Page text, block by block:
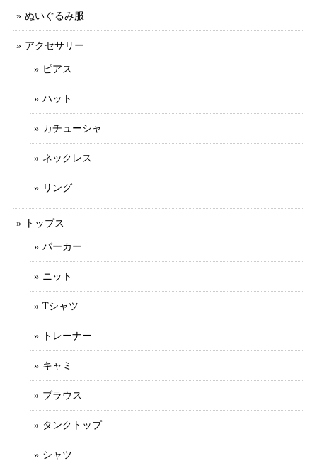
ぬいぐるみ服
アクセサリー
ピアス
ハット
カチューシャ
ネックレス
リング
トップス
パーカー
ニット
Tシャツ
トレーナー
キャミ
ブラウス
タンクトップ
シャツ